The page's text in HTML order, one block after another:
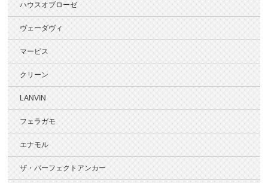
ハウスオブローゼ
ヴェーダヴィ
マービス
クリーン
LANVIN
フェラガモ
エナモル
ザ・パーフェクトアンカー